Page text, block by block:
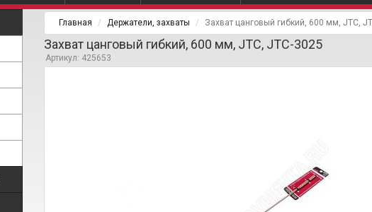
Главная Держатели, захваты Захват цанговый гибкий, 600 мм, JTC,
Захват цанговый гибкий, 600 мм, JTC, JTC-3025
Артикул: 425653